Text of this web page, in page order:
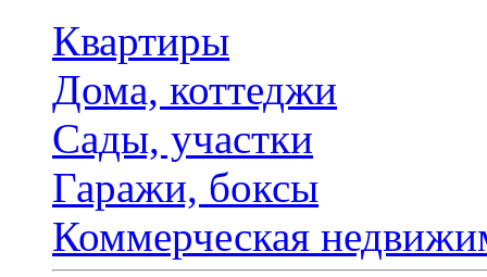
Квартиры
Дома, коттеджи
Сады, участки
Гаражи, боксы
Коммерческая